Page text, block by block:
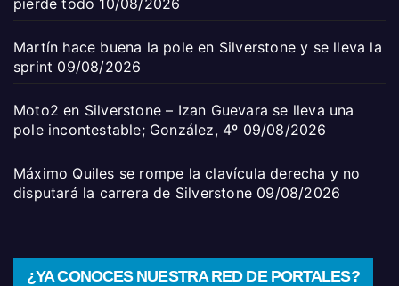
pierde todo 10/08/2026
Martín hace buena la pole en Silverstone y se lleva la
sprint 09/08/2026
Moto2 en Silverstone – Izan Guevara se lleva una
pole incontestable; González, 4º 09/08/2026
Máximo Quiles se rompe la clavícula derecha y no
disputará la carrera de Silverstone 09/08/2026
¿YA CONOCES NUESTRA RED DE PORTALES?